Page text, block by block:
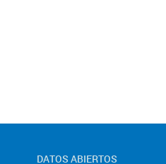
DATOS ABIERTOS